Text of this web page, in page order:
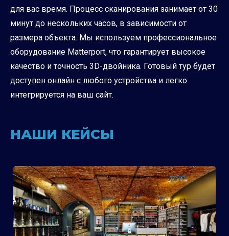
для вас время. Процесс сканирования занимает от 30
минут до нескольких часов, в зависимости от
размера объекта. Мы используем профессиональное
оборудование Matterport, что гарантирует высокое
качество и точность 3D-двойника. Готовый тур будет
доступен онлайн с любого устройства и легко
интегрируется на ваш сайт.
НАШИ КЕЙСЫ